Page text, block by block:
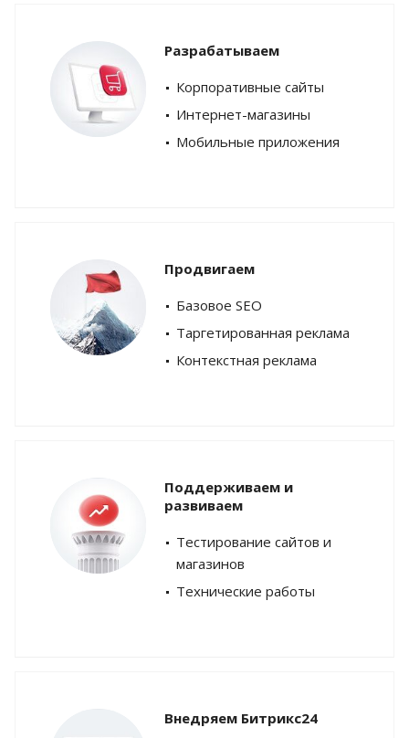
Разрабатываем
Корпоративные сайты
Интернет-магазины
Мобильные приложения
Продвигаем
Базовое SEO
Таргетированная реклама
Контекстная реклама
Поддерживаем и
развиваем
Тестирование сайтов и
магазинов
Технические работы
Внедряем Битрикс24